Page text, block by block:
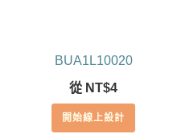
BUA1L10020
從 NT$4
開始線上設計